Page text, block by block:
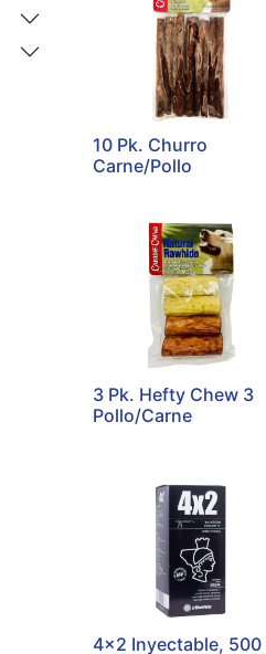
10 Pk. Churro
Carne/Pollo
3 Pk. Hefty Chew 3
Pollo/Carne
4x2 Inyectable, 500